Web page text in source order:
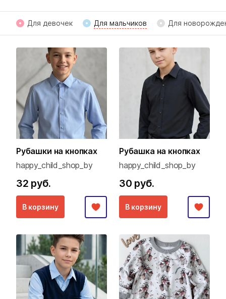
Для девочек Для мальчиков Для
Рубашки на кнопках
happy_child_shop_by
32 руб.
В корзину
Рубашка на кнопках
happy_child_shop_by
30 руб.
В корзину